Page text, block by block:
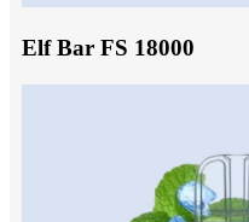
Elf Bar FS 18000